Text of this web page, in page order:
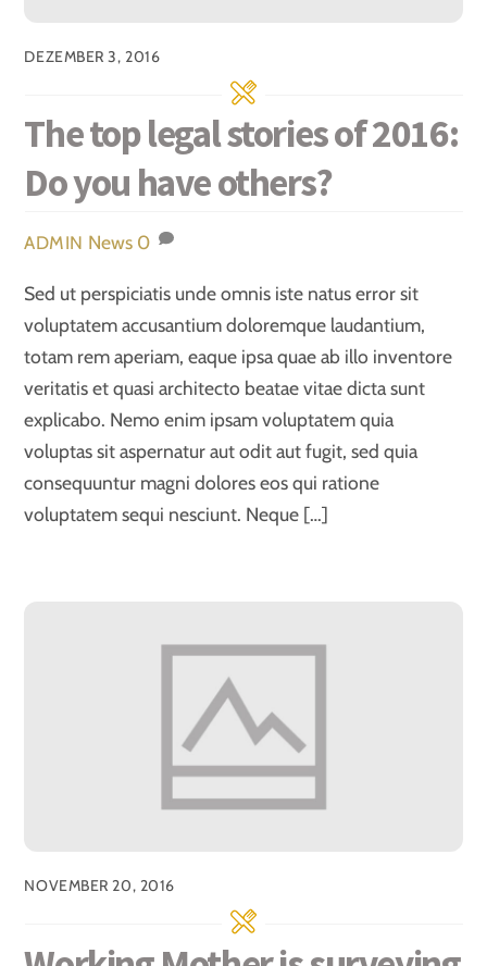
DEZEMBER 3, 2016
The top legal stories of 2016:
Do you have others?
ADMIN News 0
Sed ut perspiciatis unde omnis iste natus error sit
voluptatem accusantium doloremque laudantium,
totam rem aperiam, eaque ipsa quae ab illo inventore
veritatis et quasi architecto beatae vitae dicta sunt
explicabo. Nemo enim ipsam voluptatem quia
voluptas sit aspernatur aut odit aut fugit, sed quia
consequuntur magni dolores eos qui ratione
voluptatem sequi nesciunt. Neque […]
NOVEMBER 20, 2016